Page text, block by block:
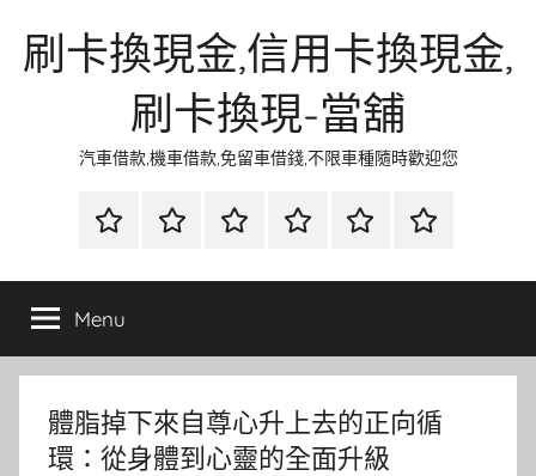
刷卡換現金,信用卡換現金,
刷卡換現-當舖
汽車借款,機車借款,免留車借錢,不限車種隨時歡迎您
首
當
金
網
資
流
時
環
清
聯
徵
Menu
體脂掉下來自尊心升上去的正向循
環：從身體到心靈的全面升級